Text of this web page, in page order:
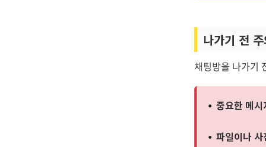
나가기 전
채팅방을 나가기
중요한 메시
파일이나